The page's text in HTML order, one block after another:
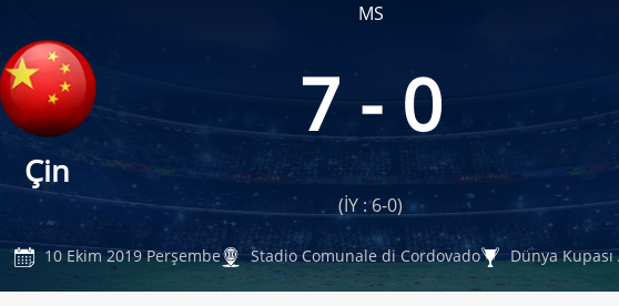
MS
Çin
7 - 0
(İY : 6-0)
10 Ekim 2019 Perşembe Stadio Comunale di Cordovado Dünya